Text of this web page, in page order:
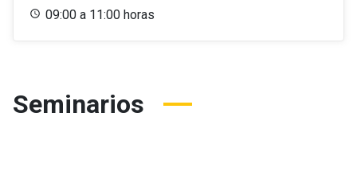
09:00 a 11:00 horas
Seminarios